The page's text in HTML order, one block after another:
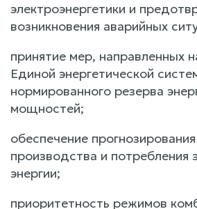
электроэнергетики и
возникновения аварийных
принятие мер, направленных
Единой энергетической
нормированного резерва
мощностей;
обеспечение
производства и потребления
энергии;
приоритетность режимов